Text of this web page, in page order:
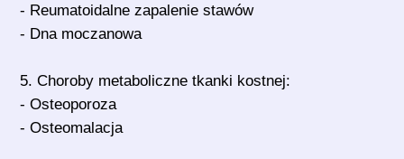
- Reumatoidalne zapalenie stawów
- Dna moczanowa
5. Choroby metaboliczne tkanki kostnej:
- Osteoporoza
- Osteomalacja